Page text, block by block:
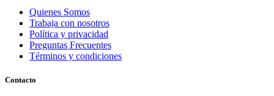
Quienes Somos
Trabaja con nosotros
Política y privacidad
Preguntas Frecuentes
Términos y condiciones
Contacto